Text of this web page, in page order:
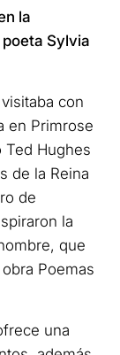
la
Sylvia
con
en Primrose
Ted Hughes
de la Reina
de
la
que
Poemas
una